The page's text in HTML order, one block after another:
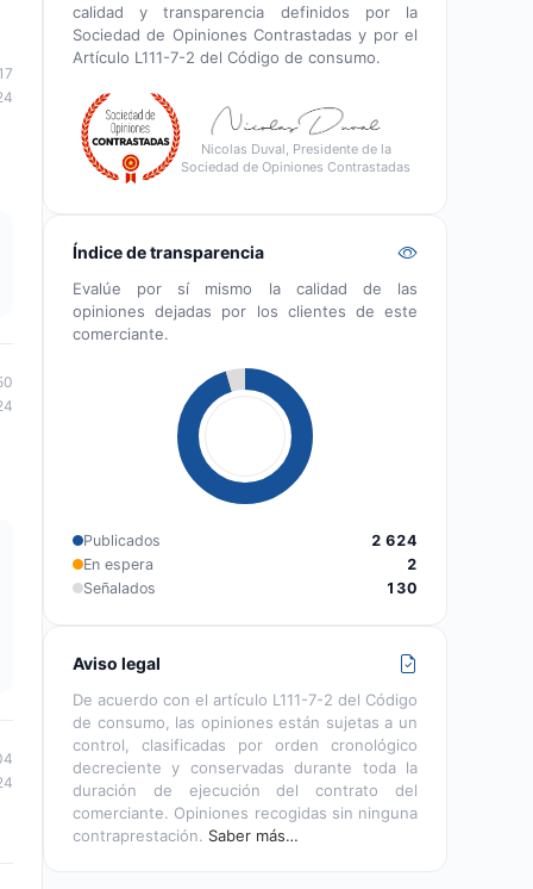
calidad y transparencia definidos por la
Sociedad de Opiniones Contrastadas y por el
Artículo L111-7-2 del Código de consumo.
Nicolas Duval, Presidente de la
Sociedad de Opiniones Contrastadas
Índice de transparencia
Evalúe por sí mismo la calidad de las
opiniones dejadas por los clientes de este
comerciante.
Publicados
2 624
En espera
2
Señalados
130
Aviso legal
De acuerdo con el artículo L111-7-2 del Código
de consumo, las opiniones están sujetas a un
control, clasificadas por orden cronológico
decreciente y conservadas durante toda la
duración de ejecución del contrato del
comerciante. Opiniones recogidas sin ninguna
contraprestación. Saber más…